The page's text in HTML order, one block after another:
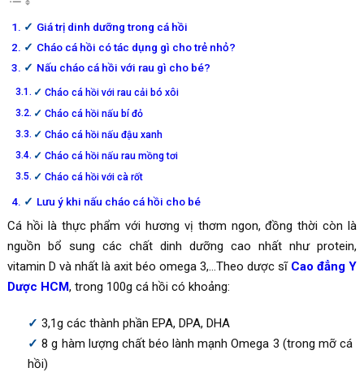
Giá trị dinh dưỡng trong cá hồi
Cháo cá hồi có tác dụng gì cho trẻ nhỏ?
Nấu cháo cá hồi với rau gì cho bé?
Cháo cá hồi với rau cải bó xôi
Cháo cá hồi nấu bí đỏ
Cháo cá hồi nấu đậu xanh
Cháo cá hồi nấu rau mồng tơi
Cháo cá hồi với cà rốt
Lưu ý khi nấu cháo cá hồi cho bé
Cá hồi là thực phẩm với hương vị thơm ngon, đồng thời còn là
nguồn bổ sung các chất dinh dưỡng cao nhất như protein,
vitamin D và nhất là axit béo omega 3,…Theo dược sĩ Cao đẳng Y
Dược HCM, trong 100g cá hồi có khoảng:
3,1g các thành phần EPA, DPA, DHA
8 g hàm lượng chất béo lành mạnh Omega 3 (trong mỡ cá
hồi)